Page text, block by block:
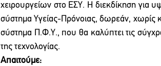
χειρουργείων στο ΕΣΥ. Η διεκδίκηση για
σύστημα Υγείας-Πρόνοιας, δωρεάν, χωρίς
σύστημα Π.Φ.Υ., που θα καλύπτει τις
της τεχνολογίας.
Απαιτούμε: